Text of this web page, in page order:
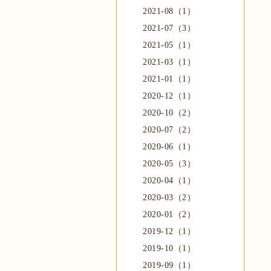
2021-08（1）
2021-07（3）
2021-05（1）
2021-03（1）
2021-01（1）
2020-12（1）
2020-10（2）
2020-07（2）
2020-06（1）
2020-05（3）
2020-04（1）
2020-03（2）
2020-01（2）
2019-12（1）
2019-10（1）
2019-09（1）